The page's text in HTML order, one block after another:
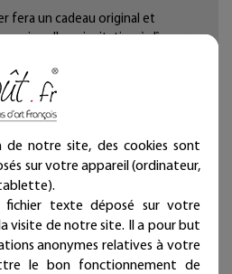
fera un cadeau original et
d'une invitation à dînner,
d'un mariage ou de
sont à punaiser. Donnez une
message mural au grè de vos
alignées ou désordonnées.
fil de fer recuit noir façonnée à
d’art.
de notre site, des cookies sont
sur votre appareil (ordinateur,
texte déposé sur votre
visite de notre site. Il a pour but
anonymes relatives à votre
le bon fonctionnement de